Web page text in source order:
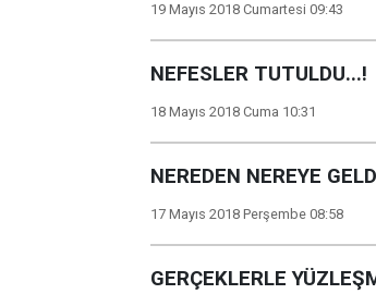
19 Mayıs 2018 Cumartesi 09:43
NEFESLER TUTULDU...!
18 Mayıs 2018 Cuma 10:31
NEREDEN NEREYE
17 Mayıs 2018 Perşembe 08:58
GERÇEKLERLE